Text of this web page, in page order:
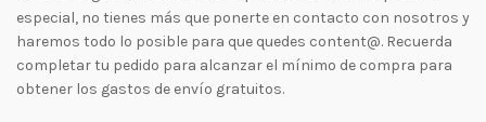
especial, no tienes más que ponerte en contacto con nosotros y
haremos todo lo posible para que quedes content@. Recuerda
completar tu pedido para alcanzar el mínimo de compra para
obtener los gastos de envío gratuitos.